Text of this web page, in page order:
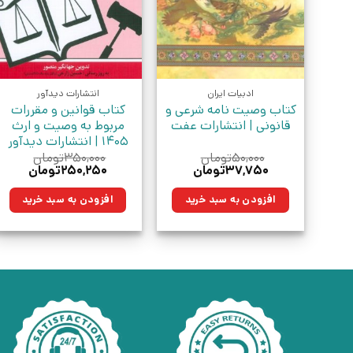
ادبیات ایران
کتاب وصیت نامه شرعی و
قانونی | انتشارات عفت
۵۰,۰۰۰تومان
قیمت
۵۰,۰۰۰تومان
بود.
۳۷,۷۵۰تومان
۳۷,۷۵۰تومان.افزودن به سبد خرید
انتشارات دیدآور
کتاب قوانین و مقررات
مربوط به وصیت و ارث
1405 | انتشارات دیدآور
۳۵۰,۰۰۰تومان
قیمت
۳۵۰,۰۰۰تومان
بود.
۲۵۰,۲۵۰تومان
افزودن به سبد خرید